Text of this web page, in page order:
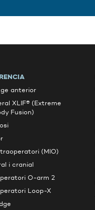
anterior
XLIF® (Extreme
Fusion)
(MIO)
i cranial
O-arm 2
Loop-X